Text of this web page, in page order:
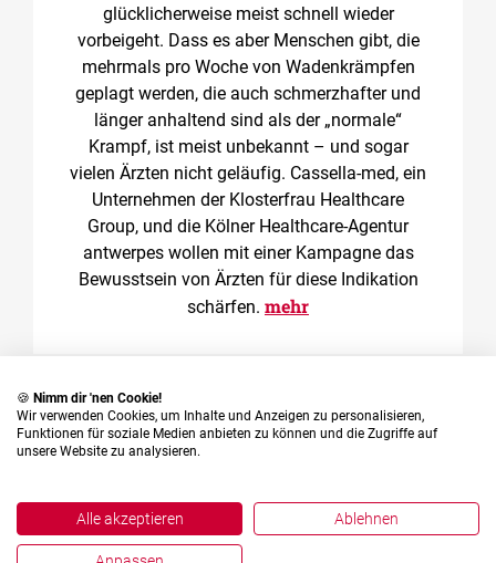
glücklicherweise meist schnell wieder
vorbeigeht. Dass es aber Menschen gibt, die
mehrmals pro Woche von Wadenkrämpfen
geplagt werden, die auch schmerzhafter und
länger anhaltend sind als der „normale“
Krampf, ist meist unbekannt – und sogar
vielen Ärzten nicht geläufig. Cassella-med, ein
Unternehmen der Klosterfrau Healthcare
Group, und die Kölner Healthcare-Agentur
antwerpes wollen mit einer Kampagne das
Bewusstsein von Ärzten für diese Indikation
schärfen. mehr
English Deutsch
🍪 Nimm dir 'nen Cookie!
Wir verwenden Cookies, um Inhalte und Anzeigen zu personalisieren,
Funktionen für soziale Medien anbieten zu können und die Zugriffe auf
unsere Website zu analysieren.
Alle akzeptieren Ablehnen